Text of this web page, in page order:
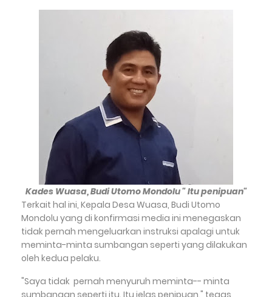
Kades Wuasa, Budi Utomo Mondolu " Itu penipuan"
Terkait hal ini, Kepala Desa Wuasa, Budi Utomo
Mondolu yang di konfirmasi media ini menegaskan
tidak pernah mengeluarkan instruksi apalagi untuk
meminta-minta sumbangan seperti yang dilakukan
oleh kedua pelaku.
"Saya tidak pernah menyuruh meminta-- minta
sumbangan seperti itu. Itu jelas penipuan," tegas